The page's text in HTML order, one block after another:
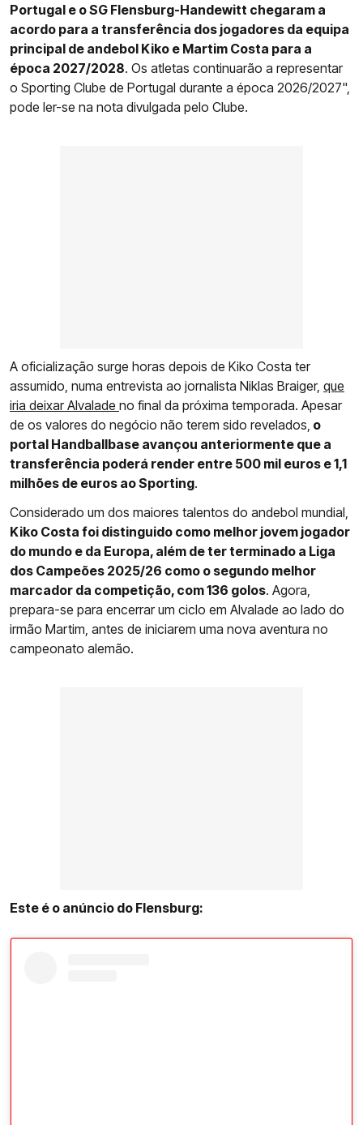
Portugal e o SG Flensburg-Handewitt chegaram a
acordo para a transferência dos jogadores da equipa
principal de andebol Kiko e Martim Costa para a
época 2027/2028. Os atletas continuarão a representar
o Sporting Clube de Portugal durante a época 2026/2027",
pode ler-se na nota divulgada pelo Clube.
A oficialização surge horas depois de Kiko Costa ter
assumido, numa entrevista ao jornalista Niklas Braiger, que
iria deixar Alvalade no final da próxima temporada. Apesar
de os valores do negócio não terem sido revelados, o
portal Handballbase avançou anteriormente que a
transferência poderá render entre 500 mil euros e 1,1
milhões de euros ao Sporting.
Considerado um dos maiores talentos do andebol mundial,
Kiko Costa foi distinguido como melhor jovem jogador
do mundo e da Europa, além de ter terminado a Liga
dos Campeões 2025/26 como o segundo melhor
marcador da competição, com 136 golos. Agora,
prepara-se para encerrar um ciclo em Alvalade ao lado do
irmão Martim, antes de iniciarem uma nova aventura no
campeonato alemão.
Este é o anúncio do Flensburg: